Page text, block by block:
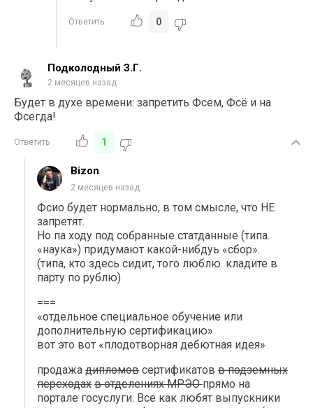
Ответить 0
Подколодный З.Г.
2 месяцев назад
Будет в духе времени: запретить Фсем, Фсё и на
Фсегда!
Ответить 1
Bizon
2 месяцев назад
Фсио будет нормально, в том смысле, что НЕ
запретят.
Но па ходу под собранные статданные (типа.
«наука») придумают какой-нибдуь «сбор».
(типа, кто здесь сидит, того люблю. кладите в
парту по рублю)
===
«отдельное специальное обучение или
дополнительную сертификацию»
вот это вот «плодотворная дебютная идея»
продажадипломовсертификатовв подземных
переходах в отделениях МРЭОпрямо на
портале госуслуги. Все как любят выпускники